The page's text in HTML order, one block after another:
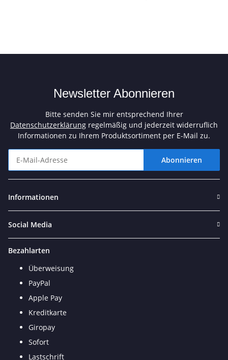
Newsletter Abonnieren
Bitte senden Sie mir entsprechend Ihrer
Datenschutzerklärung regelmäßig und jederzeit widerruflich
Informationen zu Ihrem Produktsortiment per E-Mail zu.
Abonnieren
Informationen
Social Media
Bezahlarten
Überweisung
PayPal
Apple Pay
Kreditkarte
Giropay
Sofort
Lastschrift